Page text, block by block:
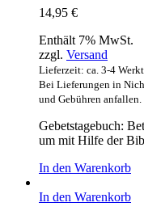
14,95 €
Enthält 7% MwSt.
zzgl. Versand
Lieferzeit: ca. 3-4
Bei Lieferungen in
und Gebühren anfallen.
Gebetstagebuch:
um mit Hilfe der
In den Warenkorb
In den Warenkorb